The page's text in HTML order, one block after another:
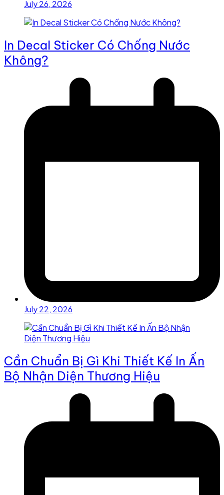
July 26, 2026
In Decal Sticker Có Chống Nước
Không?
July 22, 2026
Cần Chuẩn Bị Gì Khi Thiết Kế In Ấn
Bộ Nhận Diện Thương Hiệu